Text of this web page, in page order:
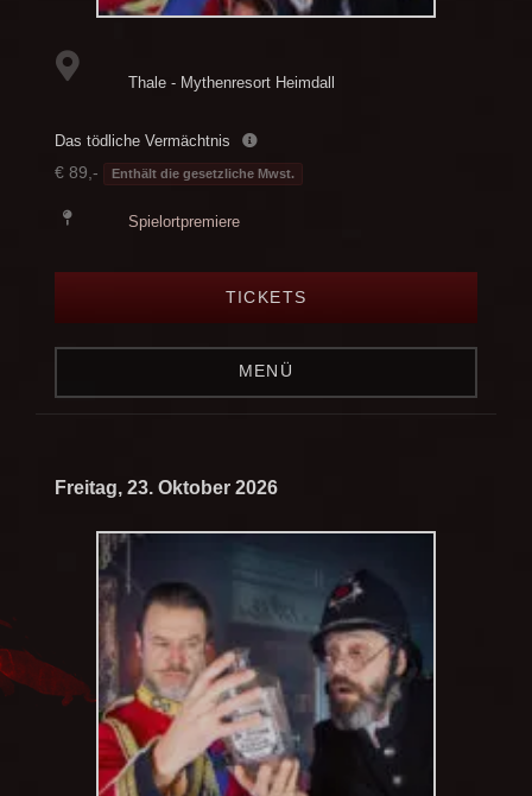
Thale - Mythenresort Heimdall
Das tödliche Vermächtnis
€ 89,- Enthält die gesetzliche Mwst.
Spielortpremiere
TICKETS
MENÜ
Freitag, 23. Oktober 2026